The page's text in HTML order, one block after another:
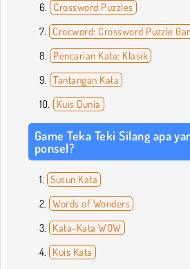
Crossword Puzzles
Crocword: Crossword Puzzle
Pencarian Kata: Klasik
Tantangan Kata
Kuis Dunia
Game Teka Teki Silang apa
ponsel?
Susun Kata
Words of Wonders
Kata-Kata WOW
Kuis Kata